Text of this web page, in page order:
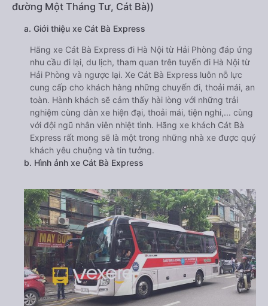
đường Một Tháng Tư, Cát Bà))
a. Giới thiệu xe Cát Bà Express
Hãng xe Cát Bà Express đi Hà Nội từ Hải Phòng đáp ứng
nhu cầu đi lại, du lịch, tham quan trên tuyến đi Hà Nội từ
Hải Phòng và ngược lại. Xe Cát Bà Express luôn nỗ lực
cung cấp cho khách hàng những chuyến đi, thoải mái, an
toàn. Hành khách sẽ cảm thấy hài lòng với những trải
nghiệm cùng dàn xe hiện đại, thoải mái, tiện nghi,... cùng
với đội ngũ nhân viên nhiệt tình. Hãng xe khách Cát Bà
Express rất mong sẽ là một trong những nhà xe được quý
khách yêu chuộng và tin tưởng.
b. Hình ảnh xe Cát Bà Express